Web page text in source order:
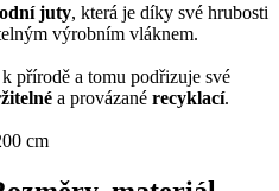
juty, která je díky své hrubosti
výrobním vláknem.
přírodě a tomu podřizuje své
a provázané recyklací.
cm